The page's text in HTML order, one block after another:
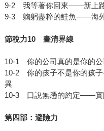
9-2 我等著你回來——新上路
9-3 躹躬盡粹的鮭魚——海外
節稅力10 畫清界線
10-1 你的公司真的是你的
10-2 你的孩子不是你的孩
異
10-3 口說無憑的約定——實
第四部：避險力